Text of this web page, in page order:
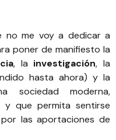
no me voy a dedicar a
poner de manifiesto la
, la investigación, la
hasta ahora) y la
sociedad moderna,
y que permita sentirse
las aportaciones de